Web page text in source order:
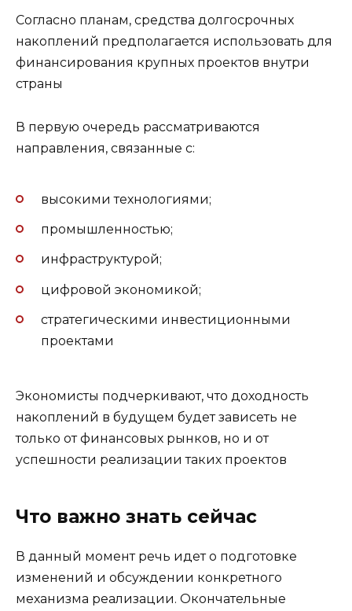
Согласно планам, средства долгосрочных
накоплений предполагается использовать для
финансирования крупных проектов внутри
страны
В первую очередь рассматриваются
направления, связанные с:
высокими технологиями;
промышленностью;
инфраструктурой;
цифровой экономикой;
стратегическими инвестиционными
проектами
Экономисты подчеркивают, что доходность
накоплений в будущем будет зависеть не
только от финансовых рынков, но и от
успешности реализации таких проектов
Что важно знать сейчас
В данный момент речь идет о подготовке
изменений и обсуждении конкретного
механизма реализации. Окончательные